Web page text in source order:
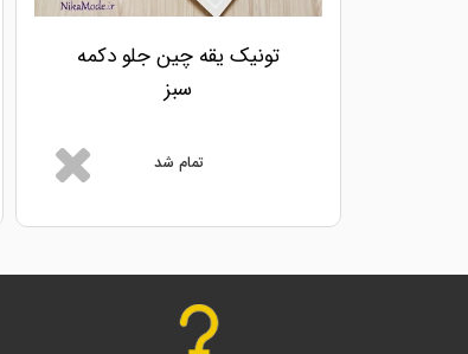
تونیک یقه چین جلو دکمه
سبز
تمام شد